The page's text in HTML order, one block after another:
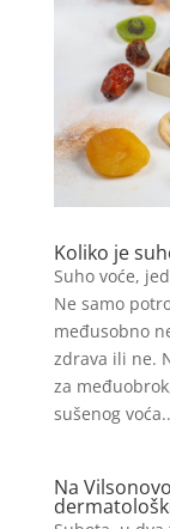
Koliko je
Suho voće,
Ne samo
međusobno
zdrava ili ne.
za
sušenog
Na